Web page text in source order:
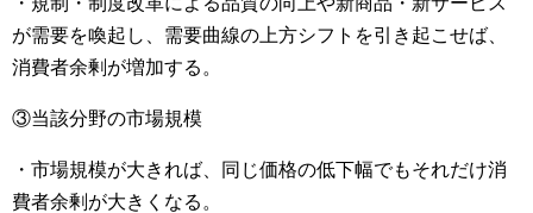
が需要を喚起し、需要曲線の上方シフトを引き起こせば、
消費者余剰が増加する。
③当該分野の市場規模
・市場規模が大きれば、同じ価格の低下幅でもそれだけ消
費者余剰が大きくなる。